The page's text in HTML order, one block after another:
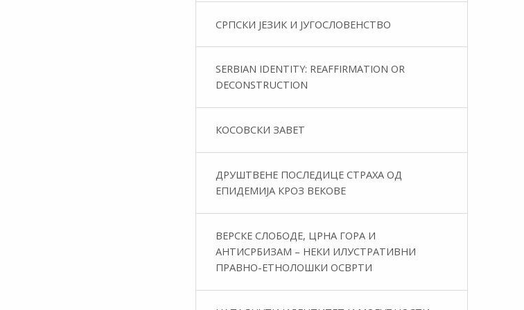
СРПСКИ ЈЕЗИК И ЈУГОСЛОВЕНСТВО
SERBIAN IDENTITY: REAFFIRMATION OR
DECONSTRUCTION
КОСОВСКИ ЗАВЕТ
ДРУШТВЕНЕ ПОСЛЕДИЦЕ СТРАХА ОД
ЕПИДЕМИЈА КРОЗ ВЕКОВЕ
ВЕРСКЕ СЛОБОДЕ, ЦРНА ГОРА И
АНТИСРБИЗАМ – НЕКИ ИЛУСТРАТИВНИ
ПРАВНО-ЕТНОЛОШКИ ОСВРТИ